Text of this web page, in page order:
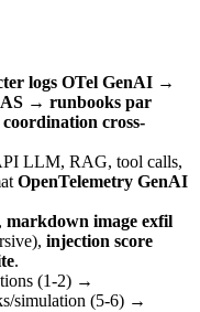
logs OTel GenAI →
→ runbooks par
cross-
LLM, RAG, tool calls,
OpenTelemetry GenAI
, markdown image exfil
injection score
.
(1-2) →
simulation (5-6) →